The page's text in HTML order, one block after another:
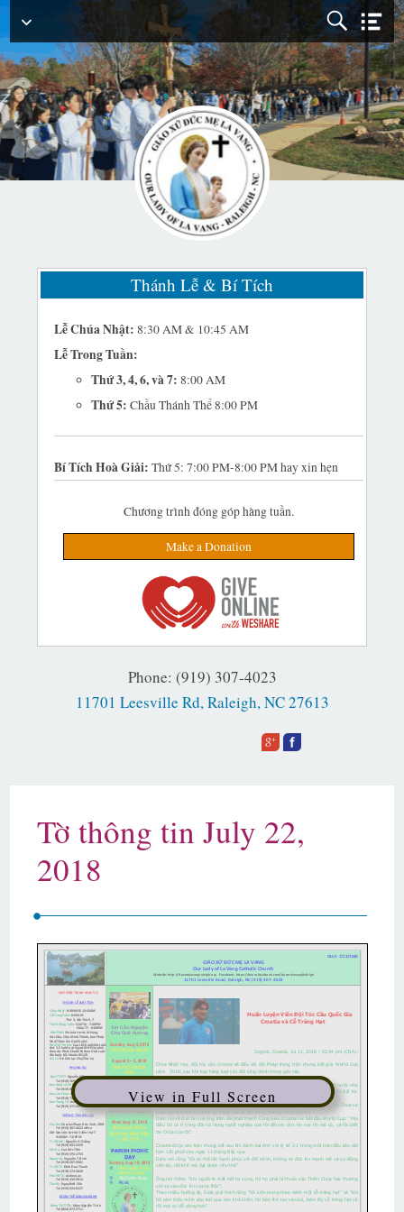
Chính
Thánh Lễ & Bí Tích
Lễ Chúa Nhật: 8:30 AM & 10:45 AM
Lễ Trong Tuần:
Thứ 3, 4, 6, và 7: 8:00 AM
Thứ 5: Chầu Thánh Thể 8:00 PM
Bí Tích Hoà Giải:Thứ 5: 7:00 PM-8:00 PM hay xin hẹn
Chương trình đóng góp hàng tuần.
Make a Donation
Phone: (919) 307-4023
11701 Leesville Rd, Raleigh, NC 27613
Tờ thông tin July 22,
2018
View in Full Screen